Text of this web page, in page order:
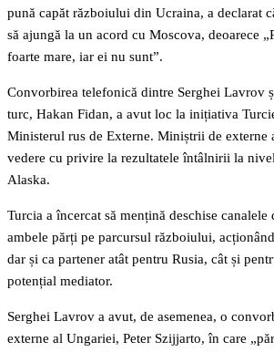
pună capăt războiului din Ucraina, a declarat
să ajungă la un acord cu Moscova, deoarece
foarte mare, iar ei nu sunt”.
Convorbirea telefonică dintre Serghei Lavrov
turc, Hakan Fidan, a avut loc la inițiativa
Ministerul rus de Externe. Miniștrii de externe
vedere cu privire la rezultatele întâlnirii la
Alaska.
Turcia a încercat să mențină deschise
ambele părți pe parcursul războiului,
dar și ca partener atât pentru Rusia, cât și
potențial mediator.
Serghei Lavrov a avut, de asemenea, o
externe al Ungariei, Peter Szijjarto, în care